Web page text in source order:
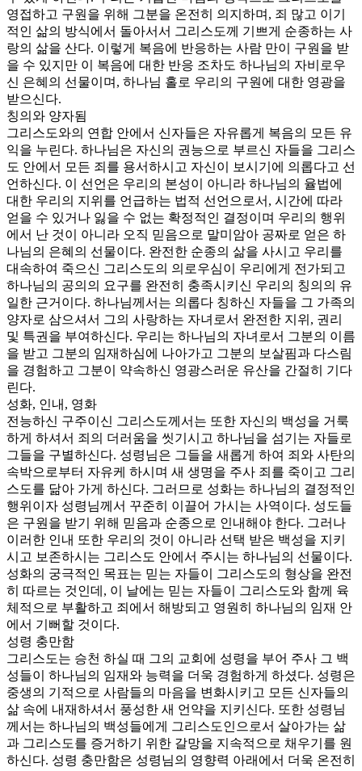
영접하고 구원을 위해 그분을 온전히 의지하며, 죄 많고 이기
적인 삶의 방식에서 돌아서서 그리스도께 기쁘게 순종하는 사
랑의 삶을 산다. 이렇게 복음에 반응하는 사람 만이 구원을 받
을 수 있지만 이 복음에 대한 반응 조차도 하나님의 자비로우
신 은혜의 선물이며, 하나님 홀로 우리의 구원에 대한 영광을
받으신다.
칭의와 양자됨
그리스도와의 연합 안에서 신자들은 자유롭게 복음의 모든 유
익을 누린다. 하나님은 자신의 권능으로 부르신 자들을 그리스
도 안에서 모든 죄를 용서하시고 자신이 보시기에 의롭다고 선
언하신다. 이 선언은 우리의 본성이 아니라 하나님의 율법에
대한 우리의 지위를 언급하는 법적 선언으로서, 시간에 따라
얻을 수 있거나 잃을 수 없는 확정적인 결정이며 우리의 행위
에서 난 것이 아니라 오직 믿음으로 말미암아 공짜로 얻은 하
나님의 은혜의 선물이다. 완전한 순종의 삶을 사시고 우리를
대속하여 죽으신 그리스도의 의로우심이 우리에게 전가되고
하나님의 공의의 요구를 완전히 충족시키신 우리의 칭의의 유
일한 근거이다. 하나님께서는 의롭다 칭하신 자들을 그 가족의
양자로 삼으셔서 그의 사랑하는 자녀로서 완전한 지위, 권리
및 특권을 부여하신다. 우리는 하나님의 자녀로서 그분의 이름
을 받고 그분의 임재하심에 나아가고 그분의 보살핌과 다스림
을 경험하고 그분이 약속하신 영광스러운 유산을 간절히 기다
린다.
성화, 인내, 영화
전능하신 구주이신 그리스도께서는 또한 자신의 백성을 거룩
하게 하셔서 죄의 더러움을 씻기시고 하나님을 섬기는 자들로
그들을 구별하신다. 성령님은 그들을 새롭게 하여 죄와 사탄의
속박으로부터 자유케 하시며 새 생명을 주사 죄를 죽이고 그리
스도를 닮아 가게 하신다. 그러므로 성화는 하나님의 결정적인
행위이자 성령님께서 꾸준히 이끌어 가시는 사역이다. 성도들
은 구원을 받기 위해 믿음과 순종으로 인내해야 한다. 그러나
이러한 인내 또한 우리의 것이 아니라 선택 받은 백성을 지키
시고 보존하시는 그리스도 안에서 주시는 하나님의 선물이다.
성화의 궁극적인 목표는 믿는 자들이 그리스도의 형상을 완전
히 따르는 것인데, 이 날에는 믿는 자들이 그리스도와 함께 육
체적으로 부활하고 죄에서 해방되고 영원히 하나님의 임재 안
에서 기뻐할 것이다.
성령 충만함
그리스도는 승천 하실 때 그의 교회에 성령을 부어 주사 그 백
성들이 하나님의 임재와 능력을 더욱 경험하게 하셨다. 성령은
중생의 기적으로 사람들의 마음을 변화시키고 모든 신자들의
삶 속에 내재하셔서 풍성한 새 언약을 지키신다. 또한 성령님
께서는 하나님의 백성들에게 그리스도인으로서 살아가는 삶
과 그리스도를 증거하기 위한 갈망을 지속적으로 채우기를 원
하신다. 성령 충만함은 성령님의 영향력 아래에서 더욱 온전히